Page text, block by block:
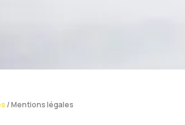
/Mentions légales